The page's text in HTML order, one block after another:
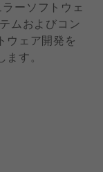
ーソフトウェ
ムおよびコン
ウェア開発を
す。